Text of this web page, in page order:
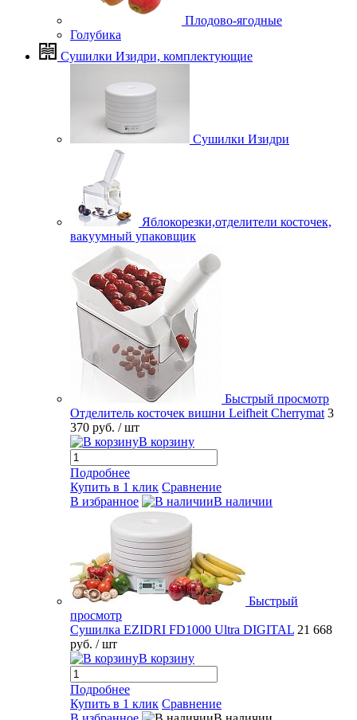
Плодово-ягодные
Голубика
Сушилки Изидри, комплектующие
Сушилки Изидри
Яблокорезки,отделители косточек,
вакуумный упаковщик
Быстрый просмотр
Отделитель косточек вишни Leifheit Cherrymat 3
370 руб. / шт
В корзину
Подробнее
Купить в 1 клик Сравнение
В избранное
В наличии
Быстрый
просмотр
Сушилка EZIDRI FD1000 Ultra DIGITAL 21 668
руб. / шт
В корзину
Подробнее
Купить в 1 клик Сравнение